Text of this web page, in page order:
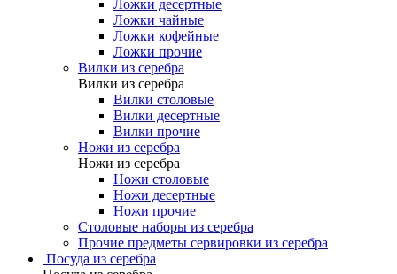
Ложки десертные
Ложки чайные
Ложки кофейные
Ложки прочие
Вилки из серебра
Вилки из серебра
Вилки столовые
Вилки десертные
Вилки прочие
Ножи из серебра
Ножи из серебра
Ножи столовые
Ножи десертные
Ножи прочие
Столовые наборы из серебра
Прочие предметы сервировки из серебра
Посуда из серебра